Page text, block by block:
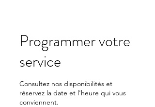
Programmer votre
service
Consultez nos disponibilités et
réservez la date et l'heure qui vous
conviennent.